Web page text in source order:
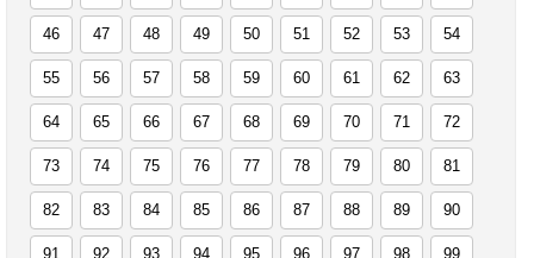
46 47 48 49 50 51 52 53 54
55 56 57 58 59 60 61 62 63
64 65 66 67 68 69 70 71 72
73 74 75 76 77 78 79 80 81
82 83 84 85 86 87 88 89 90
91 92 93 94 95 96 97 98 99